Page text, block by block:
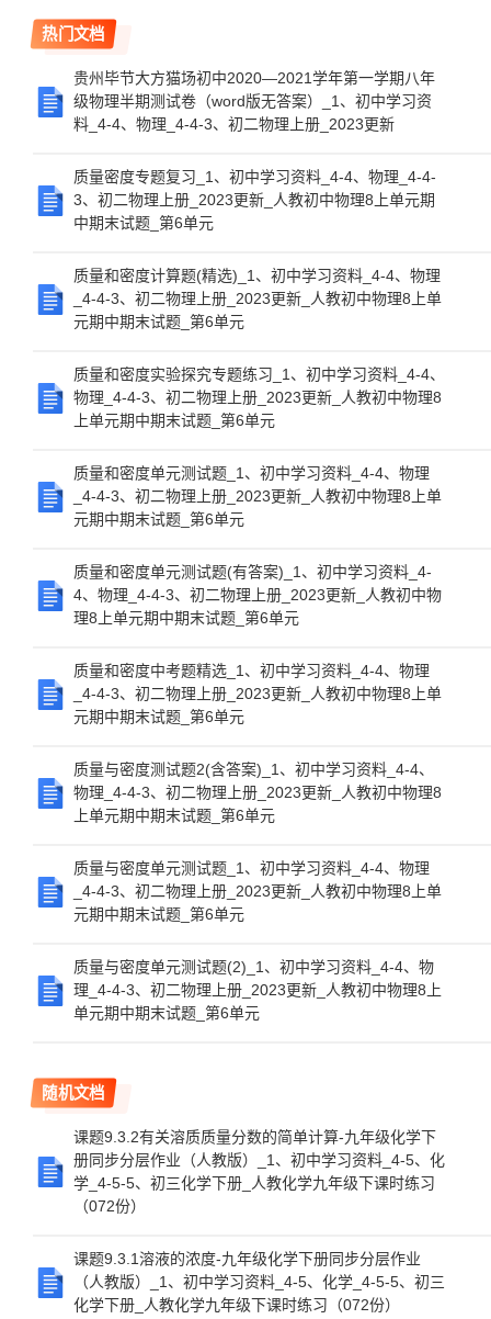
热门文档
贵州毕节大方猫场初中2020—2021学年第一学期八年
级物理半期测试卷（word版无答案）_1、初中学习资
料_4-4、物理_4-4-3、初二物理上册_2023更新
质量密度专题复习_1、初中学习资料_4-4、物理_4-4-
3、初二物理上册_2023更新_人教初中物理8上单元期
中期末试题_第6单元
质量和密度计算题(精选)_1、初中学习资料_4-4、物理
_4-4-3、初二物理上册_2023更新_人教初中物理8上单
元期中期末试题_第6单元
质量和密度实验探究专题练习_1、初中学习资料_4-4、
物理_4-4-3、初二物理上册_2023更新_人教初中物理8
上单元期中期末试题_第6单元
质量和密度单元测试题_1、初中学习资料_4-4、物理
_4-4-3、初二物理上册_2023更新_人教初中物理8上单
元期中期末试题_第6单元
质量和密度单元测试题(有答案)_1、初中学习资料_4-
4、物理_4-4-3、初二物理上册_2023更新_人教初中物
理8上单元期中期末试题_第6单元
质量和密度中考题精选_1、初中学习资料_4-4、物理
_4-4-3、初二物理上册_2023更新_人教初中物理8上单
元期中期末试题_第6单元
质量与密度测试题2(含答案)_1、初中学习资料_4-4、
物理_4-4-3、初二物理上册_2023更新_人教初中物理8
上单元期中期末试题_第6单元
质量与密度单元测试题_1、初中学习资料_4-4、物理
_4-4-3、初二物理上册_2023更新_人教初中物理8上单
元期中期末试题_第6单元
质量与密度单元测试题(2)_1、初中学习资料_4-4、物
理_4-4-3、初二物理上册_2023更新_人教初中物理8上
单元期中期末试题_第6单元
随机文档
课题9.3.2有关溶质质量分数的简单计算-九年级化学下
册同步分层作业（人教版）_1、初中学习资料_4-5、化
学_4-5-5、初三化学下册_人教化学九年级下课时练习
（072份）
课题9.3.1溶液的浓度-九年级化学下册同步分层作业
（人教版）_1、初中学习资料_4-5、化学_4-5-5、初三
化学下册_人教化学九年级下课时练习（072份）